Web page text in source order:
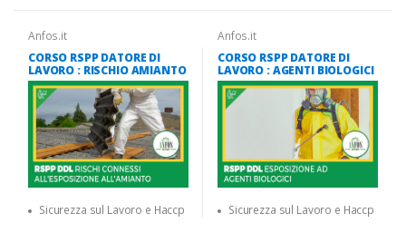
Anfos.it
CORSO RSPP DATORE DI
LAVORO : RISCHIO AMIANTO
Sicurezza sul Lavoro e Haccp
Anfos.it
CORSO RSPP DATORE DI
LAVORO : AGENTI BIOLOGICI
Sicurezza sul Lavoro e Haccp